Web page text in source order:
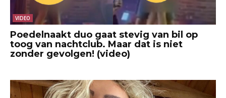
VIDEO
Poedelnaakt duo gaat stevig van bil op
toog van nachtclub. Maar dat is niet
zonder gevolgen! (video)